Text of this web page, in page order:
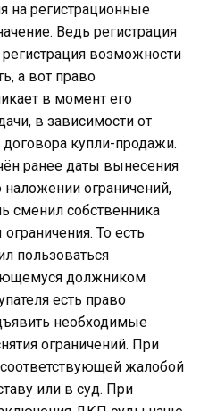
на регистрационные
Ведь регистрация
возможности
а вот право
в момент его
в зависимости от
купли-продажи.
ранее даты вынесения
ограничений,
сменил собственника
То есть
пользоваться
должником
есть право
необходимые
ограничений. При
жалобой
или в суд. При